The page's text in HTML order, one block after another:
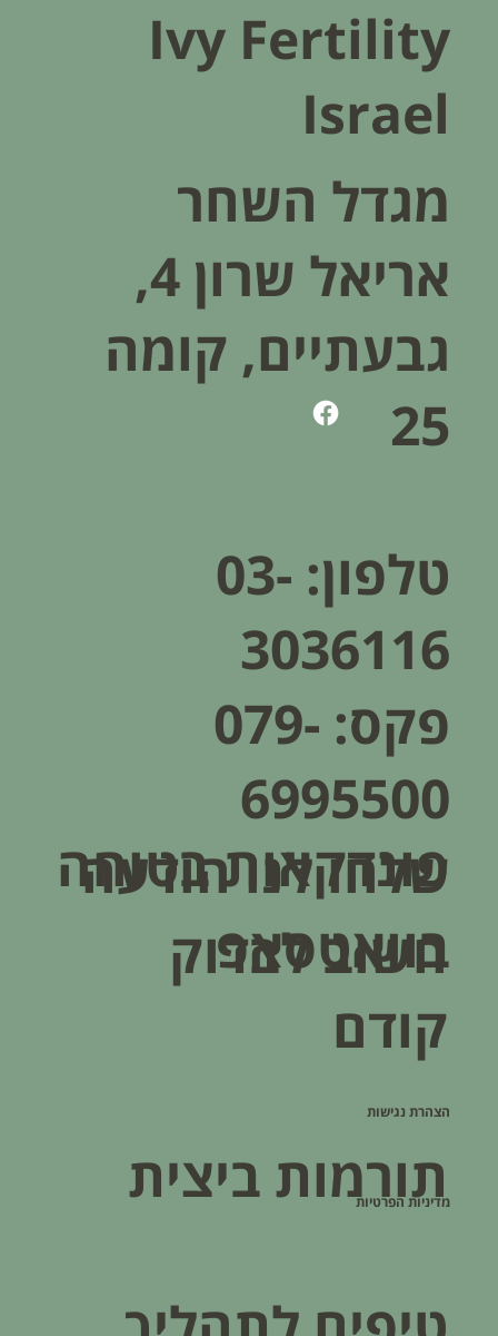
Ivy Fertility
Israel
מגדל השחר
אריאל שרון 4,
גבעתיים, קומה
25
טלפון: 03-
3036116
פקס: 079-
6995500
שלחו לנו הודעה
בוואטסאפ
הצהרת נגישות
מדיניות הפרטיות
פונדקאות בטוחה
חשוב לבדוק
קודם
תורמות ביצית